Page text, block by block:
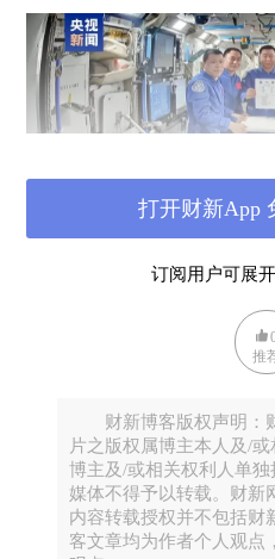
简单来说，我们现在的火
回收，比如马斯克的猎鹰
圾，也会有一些其他的，
箭发射中或者正常的航天
片。比如宇航员在出舱行
排泄到太空的垃圾，再比
订阅用户可展
打开财新App
推
财新博客版权声明：财
片之版权属博主本人及/
博主及/或相关权利人单
媒体不得予以转载。财新
内容转载授权并不包括财
客文章均为作者个人观点